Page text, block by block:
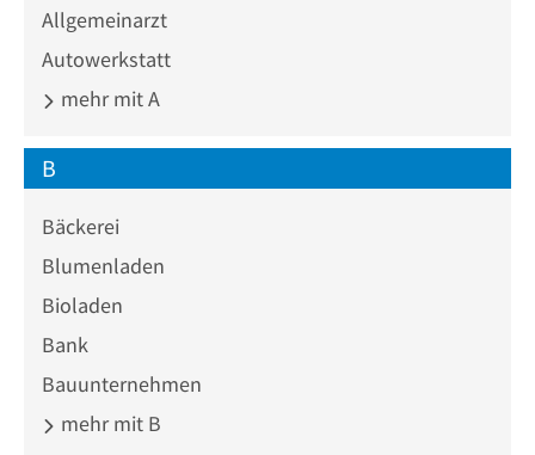
Allgemeinarzt
Autowerkstatt
mehr mit A
B
Bäckerei
Blumenladen
Bioladen
Bank
Bauunternehmen
mehr mit B